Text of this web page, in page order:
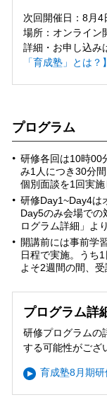
次回開催日：8月
場所：オンライン
詳細・お申し込み
「育成塾」とは
プログラム
研修各回は10時00
み1人につき30分
個別面談を1回実施
研修Day1~Day4は
Day5のみ会場での
ログラム詳細」よ
開講前には事前学
日程で実施。うち
よそ2週間の間、
プログラム詳
研修プログラムの
する可能性がござ
育成塾8月期